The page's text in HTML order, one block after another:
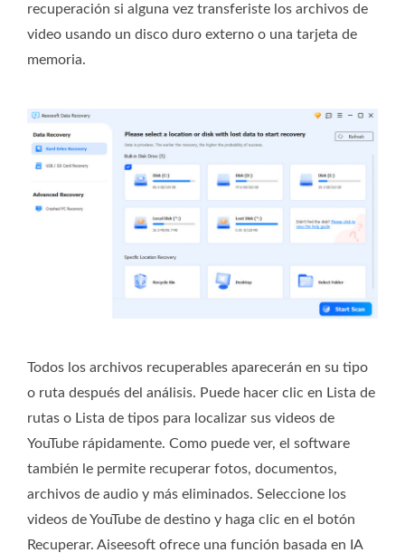
recuperación si alguna vez transferiste los archivos de
video usando un disco duro externo o una tarjeta de
memoria.
Todos los archivos recuperables aparecerán en su tipo
o ruta después del análisis. Puede hacer clic en Lista de
rutas o Lista de tipos para localizar sus videos de
YouTube rápidamente. Como puede ver, el software
también le permite recuperar fotos, documentos,
archivos de audio y más eliminados. Seleccione los
videos de YouTube de destino y haga clic en el botón
Recuperar. Aiseesoft ofrece una función basada en IA